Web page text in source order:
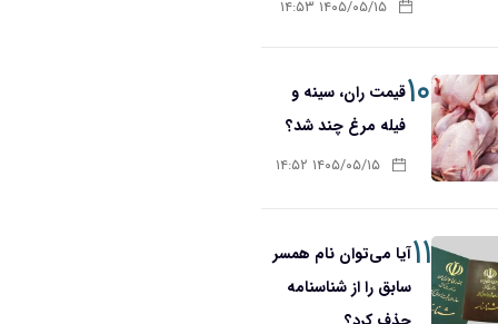
۱۴۰۵/۰۵/۱۵ ۱۴:۵۳
۱۰قیمت ران، سینه و
فیله مرغ چند شد؟
۱۴۰۵/۰۵/۱۵ ۱۴:۵۲
۱۱آیا می‌توان نام همسر
سابق را از شناسنامه